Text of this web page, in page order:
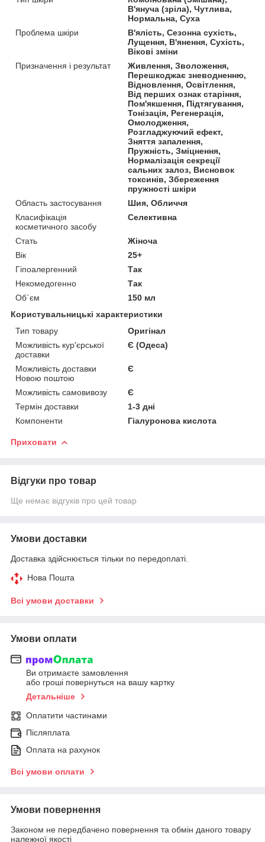
В'януча (зріла), Чутлива,
Нормальна, Суха
Проблема шкіри
В'ялість, Сезонна сухість,
Лущення, В'янення, Сухість,
Вікові зміни
Призначення і результат
Живлення, Зволоження,
Перешкоджає зневодненню,
Відновлення, Освітлення,
Від перших ознак старіння,
Пом'якшення, Підтягування,
Тонізація, Регенерація,
Омолодження,
Розгладжуючий ефект,
Зняття запалення,
Пружність, Зміцнення,
Нормалізація секреції
сальних залоз, Висновок
токсинів, Збереження
пружності шкіри
Область застосування
Шия, Обличчя
Класифікація
косметичного засобу
Селективна
Стать
Жіноча
Вік
25+
Гіпоалергенний
Так
Некомедогенно
Так
Об`єм
150 мл
Користувальницькі характеристики
Тип товару
Оригінал
Можливість кур'єрської
доставки
Є (Одеса)
Можливість доставки
Новою поштою
Є
Можливість самовивозу
Є
Термін доставки
1-3 дні
Компоненти
Гіалуронова кислота
Приховати
Відгуки про товар
Ще немає відгуків про цей товар
Умови доставки
Доставка здійснюється тільки по передоплаті.
Нова Пошта
Всі умови доставки
Умови оплати
Ви отримаєте замовлення
або гроші повернуться на вашу картку
Детальніше
Оплатити частинами
Післяплата
Оплата на рахунок
Всі умови оплати
Умови повернення
Законом не передбачено повернення та обмін даного товару
належної якості